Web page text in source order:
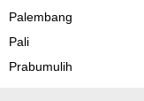
Palembang
Pali
Prabumulih